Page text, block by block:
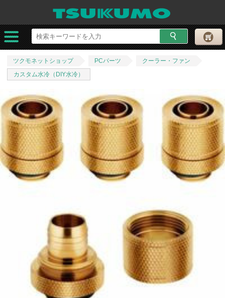
ツクモネットショップ PCパーツ
クーラー・ファン
カスタム水冷（DIY水冷）